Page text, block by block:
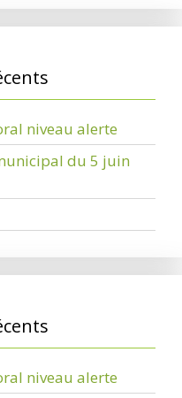
niveau alerte
du 5 juin
niveau alerte